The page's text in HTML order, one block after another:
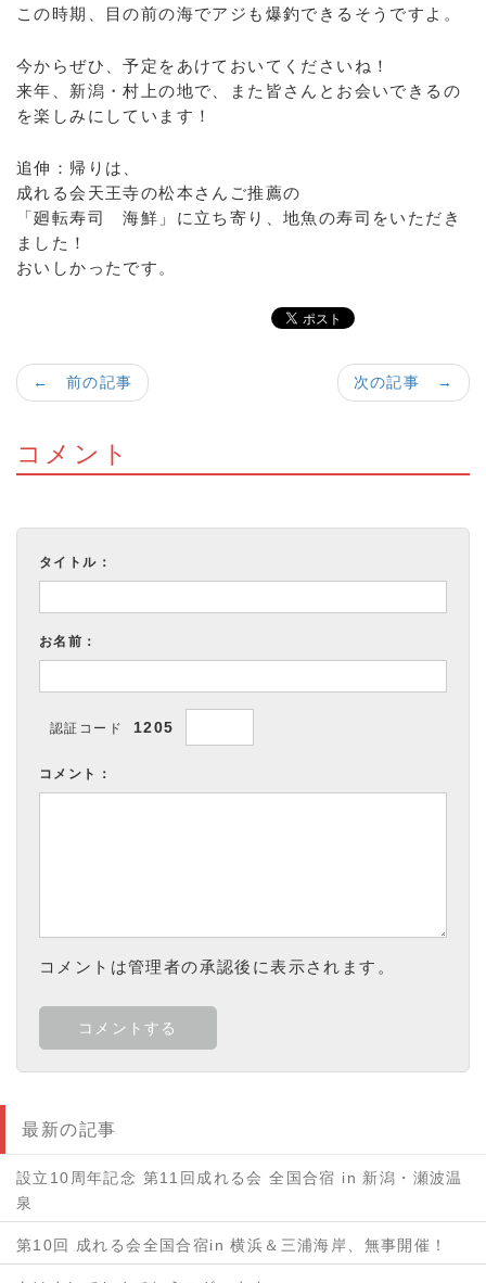
この時期、目の前の海でアジも爆釣できるそうですよ。
今からぜひ、予定をあけておいてくださいね！
来年、新潟・村上の地で、また皆さんとお会いできるの
を楽しみにしています！
追伸：帰りは、
成れる会天王寺の松本さんご推薦の
「廻転寿司 海鮮」に立ち寄り、地魚の寿司をいただき
ました！
おいしかったです。
次の記事 →
← 前の記事
コメント
タイトル：
お名前：
認証コード 1205
コメント：
コメントは管理者の承認後に表示されます。
最新の記事
設立10周年記念 第11回成れる会 全国合宿 in 新潟・瀬波温
泉
第10回 成れる会全国合宿in 横浜＆三浦海岸、無事開催！